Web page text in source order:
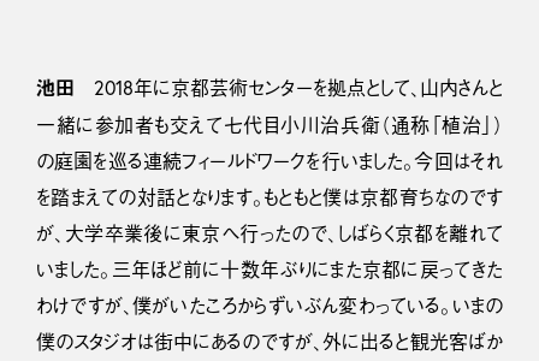
池田 2018年に京都芸術センターを拠点として、山内さんと
一緒に参加者も交えて七代目小川治兵衛（通称「植治」）
の庭園を巡る連続フィールドワークを行いました。今回はそれ
を踏まえての対話となります。もともと僕は京都育ちなのです
が、大学卒業後に東京へ行ったので、しばらく京都を離れて
いました。三年ほど前に十数年ぶりにまた京都に戻ってきた
わけですが、僕がいたころからずいぶん変わっている。いまの
僕のスタジオは街中にあるのですが、外に出ると観光客ばか